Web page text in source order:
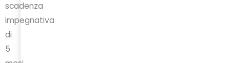
scadenza
impegnativa
di
5